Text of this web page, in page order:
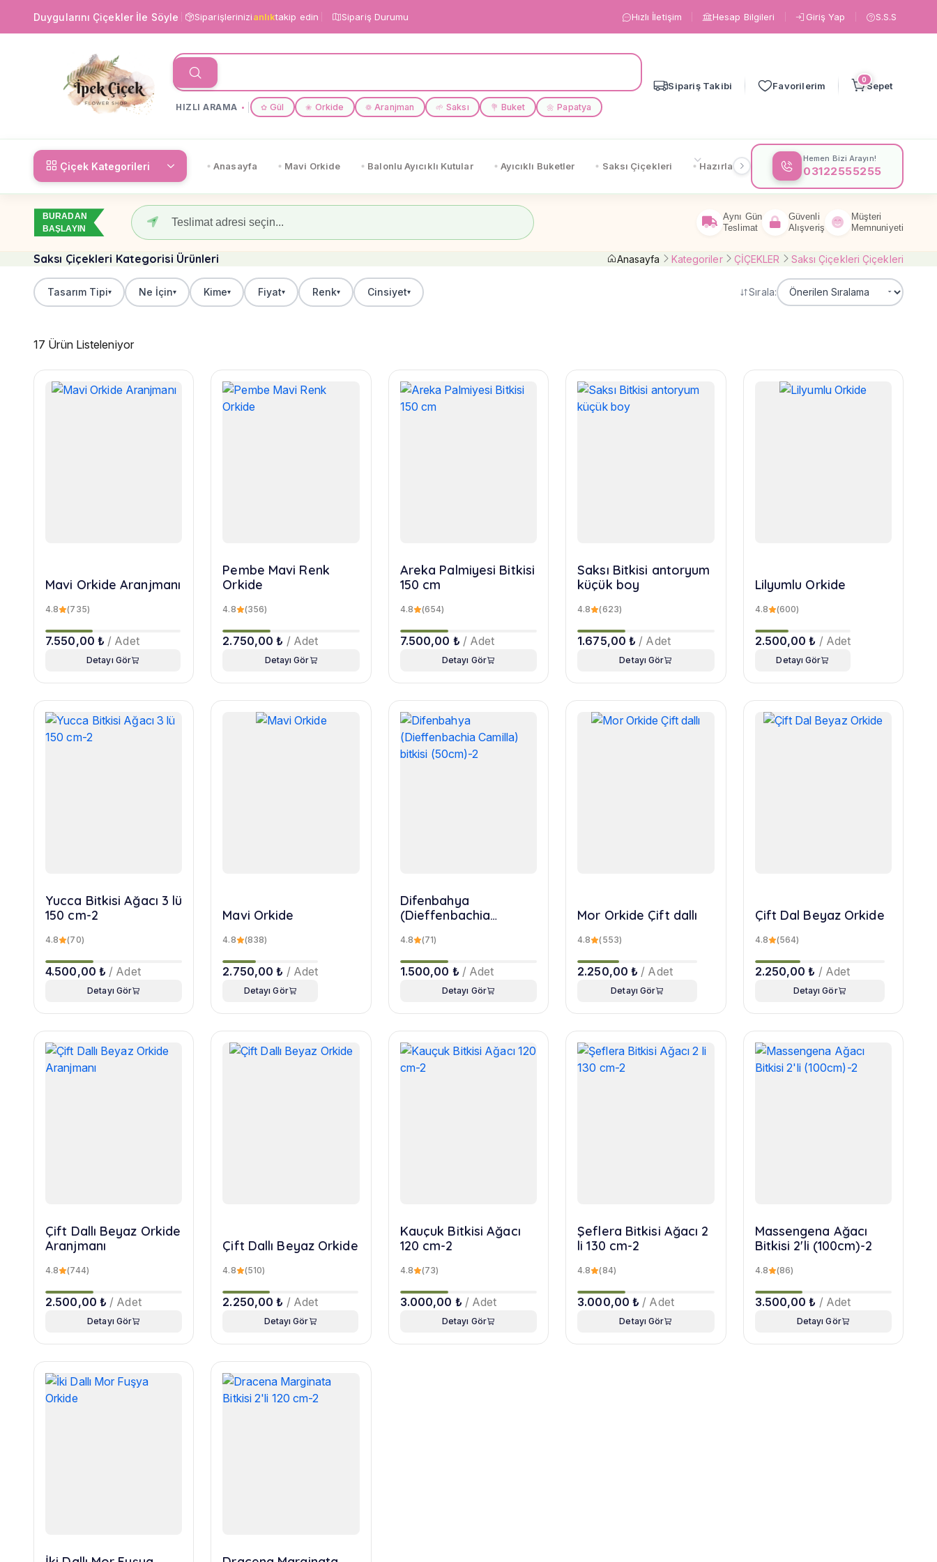
Duygularını Çiçekler İle Söyle Siparişlerinizianlıktakip edin Sipariş Durumu Hızlı İletişim Hesap Bilgileri Giriş Yap S.S.S
HIZLI ARAMA ✿ Gül ❀ Orkide ❁ Aranjman 🌱 Saksı 💐 Buket 🌼 Papatya
Sipariş Takibi Favorilerim
0
Sepet
Çiçek Kategorileri Anasayfa Mavi Orkide Balonlu Ayıcıklı Kutular Ayıcıklı Buketler Saksı Çiçekleri Hazırlanışa Göre Çiçeklere Göre
Hemen Bizi Arayın!
03122555255
BURADAN
BAŞLAYIN
Aynı Gün
Teslimat
Güvenli
Alışveriş
Müşteri
Memnuniyeti
Saksı Çiçekleri Kategorisi Ürünleri Anasayfa Kategoriler ÇİÇEKLER Saksı Çiçekleri Çiçekleri
Tasarım Tipi▾ Ne İçin▾ Kime▾ Fiyat▾ Renk▾ Cinsiyet▾ Sırala:
17 Ürün Listeleniyor
Mavi Orkide Aranjmanı
4.8 (735)
7.550,00 ₺ / Adet
Detayı Gör
Pembe Mavi Renk
Orkide
4.8 (356)
2.750,00 ₺ / Adet
Detayı Gör
Areka Palmiyesi Bitkisi
150 cm
4.8 (654)
7.500,00 ₺ / Adet
Detayı Gör
Saksı Bitkisi antoryum
küçük boy
4.8 (623)
1.675,00 ₺ / Adet
Detayı Gör
Lilyumlu Orkide
4.8 (600)
2.500,00 ₺ / Adet
Detayı Gör
Yucca Bitkisi Ağacı 3 lü
150 cm-2
4.8 (70)
4.500,00 ₺ / Adet
Detayı Gör
Mavi Orkide
4.8 (838)
2.750,00 ₺ / Adet
Detayı Gör
Difenbahya
(Dieffenbachia
(50cm)-2
4.8 (71)
1.500,00 ₺ / Adet
Detayı Gör
Mor Orkide Çift dallı
4.8 (553)
2.250,00 ₺ / Adet
Detayı Gör
Çift Dal Beyaz Orkide
4.8 (564)
2.250,00 ₺ / Adet
Detayı Gör
Çift Dallı Beyaz Orkide
Aranjmanı
4.8 (744)
2.500,00 ₺ / Adet
Detayı Gör
Çift Dallı Beyaz Orkide
4.8 (510)
2.250,00 ₺ / Adet
Detayı Gör
Kauçuk Bitkisi Ağacı
120 cm-2
4.8 (73)
3.000,00 ₺ / Adet
Detayı Gör
Şeflera Bitkisi Ağacı 2
li 130 cm-2
4.8 (84)
3.000,00 ₺ / Adet
Detayı Gör
Massengena Ağacı
Bitkisi 2'li (100cm)-2
4.8 (86)
3.500,00 ₺ / Adet
Detayı Gör